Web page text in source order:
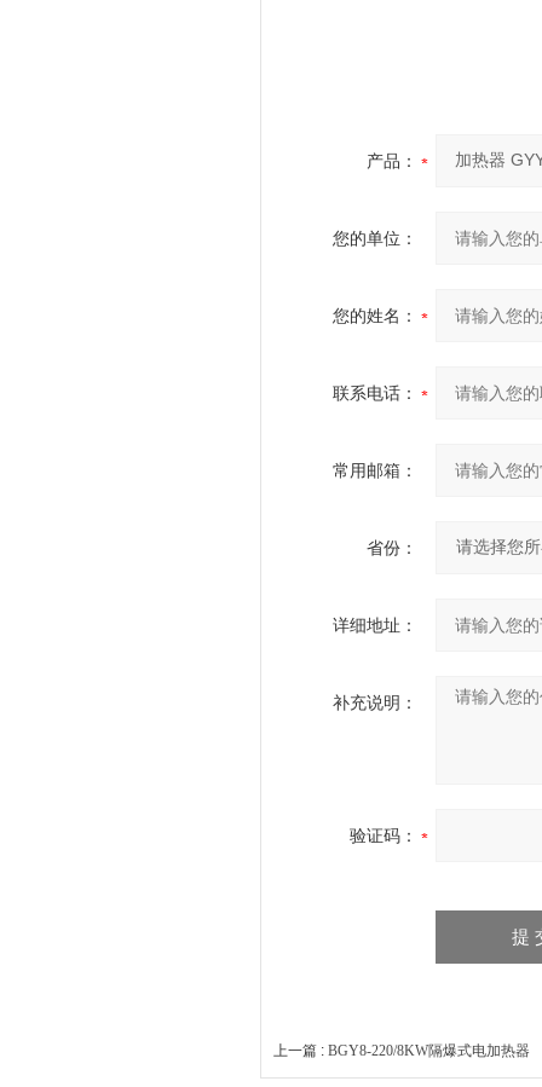
产品：
您的单位：
您的姓名：
联系电话：
常用邮箱：
省份：
详细地址：
补充说明：
验证码：
上一篇 : BGY8-220/8KW隔爆式电加热器